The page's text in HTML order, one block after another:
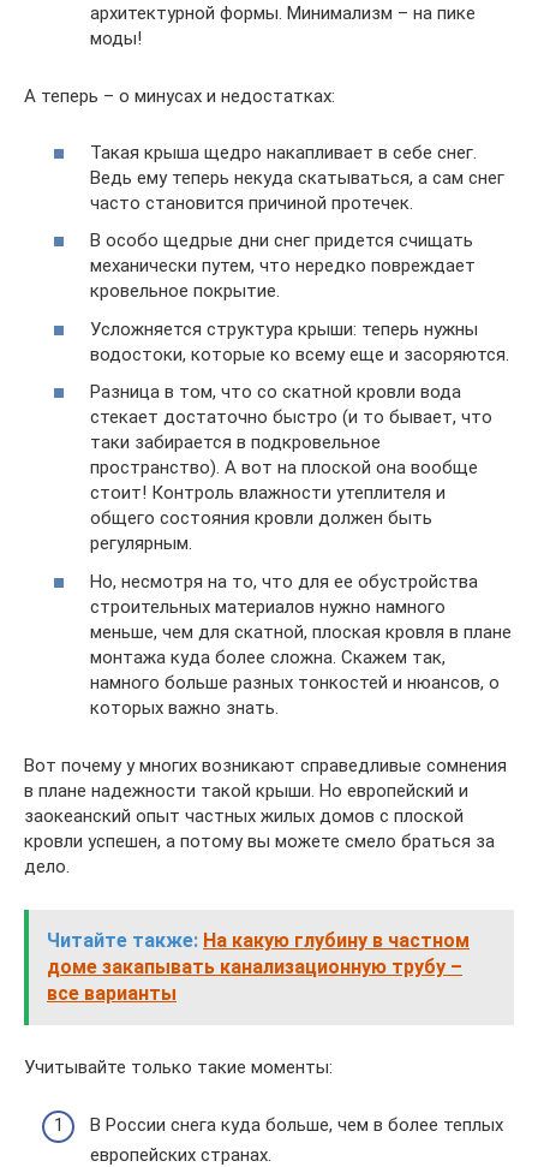
архитектурной формы. Минимализм – на пике
моды!
А теперь – о минусах и недостатках:
Такая крыша щедро накапливает в себе снег.
Ведь ему теперь некуда скатываться, а сам снег
часто становится причиной протечек.
В особо щедрые дни снег придется счищать
механически путем, что нередко повреждает
кровельное покрытие.
Усложняется структура крыши: теперь нужны
водостоки, которые ко всему еще и засоряются.
Разница в том, что со скатной кровли вода
стекает достаточно быстро (и то бывает, что
таки забирается в подкровельное
пространство). А вот на плоской она вообще
стоит! Контроль влажности утеплителя и
общего состояния кровли должен быть
регулярным.
Но, несмотря на то, что для ее обустройства
строительных материалов нужно намного
меньше, чем для скатной, плоская кровля в плане
монтажа куда более сложна. Скажем так,
намного больше разных тонкостей и нюансов, о
которых важно знать.
Вот почему у многих возникают справедливые сомнения
в плане надежности такой крыши. Но европейский и
заокеанский опыт частных жилых домов с плоской
кровли успешен, а потому вы можете смело браться за
дело.
Читайте также: На какую глубину в частном
доме закапывать канализационную трубу –
все варианты
Учитывайте только такие моменты:
В России снега куда больше, чем в более теплых
европейских странах.